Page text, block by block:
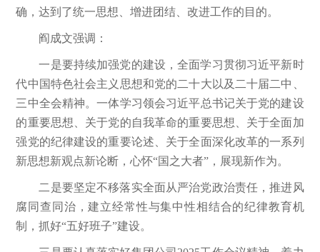
确，达到了统一思想、增进团结、改进工作的目的。
阎成文强调：
一是要持续加强党的建设，全面学习贯彻习近平新时
代中国特色社会主义思想和党的二十大以及二十届二中、
三中全会精神。一体学习领会习近平总书记关于党的建设
的重要思想、关于党的自我革命的重要思想、关于全面加
强党的纪律建设的重要论述、关于全面深化改革的一系列
新思想新观点新论断，心怀“国之大者”，展现新作为。
二是要坚定不移落实全面从严治党政治责任，推进风
腐同查同治，建立经常性与集中性相结合的纪律教育机
制，抓好“五好班子”建设。